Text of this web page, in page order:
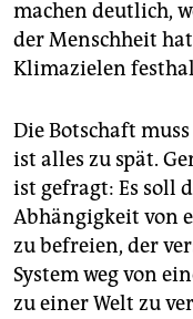
machen deutlich,
der Menschheit
Klimazielen
Die Botschaft
ist alles zu spät.
ist gefragt: Es soll
Abhängigkeit von
zu befreien, der
System weg von
zu einer Welt zu